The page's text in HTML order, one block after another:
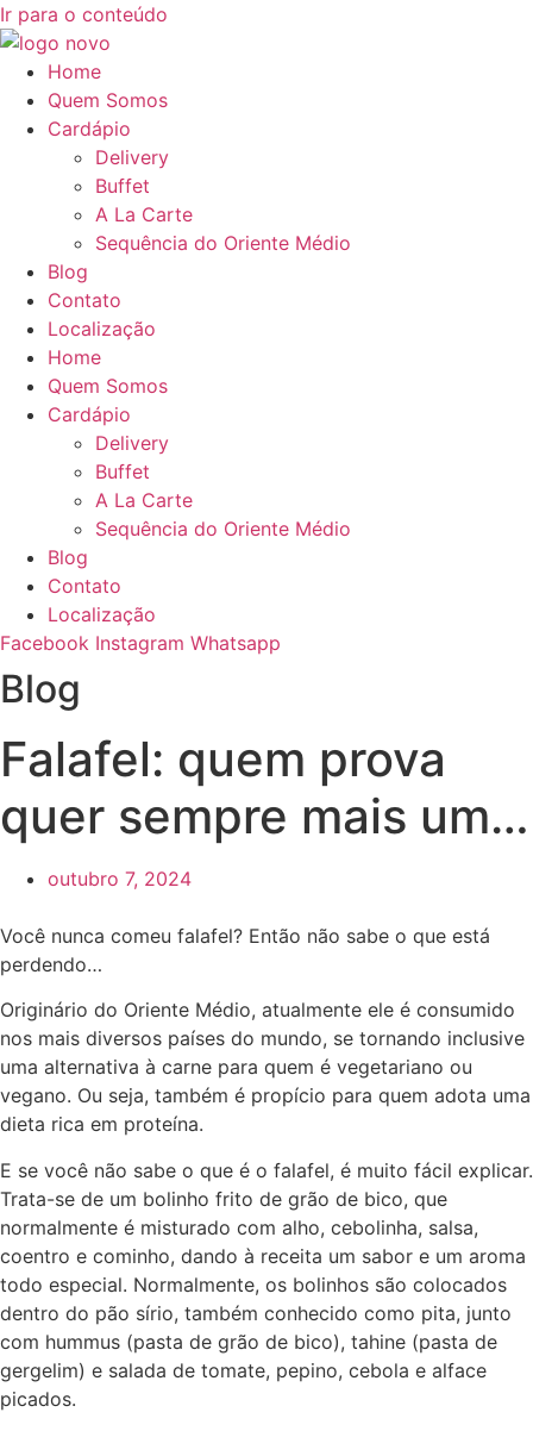
Ir para o conteúdo
Home
Quem Somos
Cardápio
Delivery
Buffet
A La Carte
Sequência do Oriente Médio
Blog
Contato
Localização
Home
Quem Somos
Cardápio
Delivery
Buffet
A La Carte
Sequência do Oriente Médio
Blog
Contato
Localização
Facebook Instagram Whatsapp
Blog
Falafel: quem prova
quer sempre mais um…
outubro 7, 2024
Você nunca comeu falafel? Então não sabe o que está
perdendo…
Originário do Oriente Médio, atualmente ele é consumido
nos mais diversos países do mundo, se tornando inclusive
uma alternativa à carne para quem é vegetariano ou
vegano. Ou seja, também é propício para quem adota uma
dieta rica em proteína.
E se você não sabe o que é o falafel, é muito fácil explicar.
Trata-se de um bolinho frito de grão de bico, que
normalmente é misturado com alho, cebolinha, salsa,
coentro e cominho, dando à receita um sabor e um aroma
todo especial. Normalmente, os bolinhos são colocados
dentro do pão sírio, também conhecido como pita, junto
com hummus (pasta de grão de bico), tahine (pasta de
gergelim) e salada de tomate, pepino, cebola e alface
picados.